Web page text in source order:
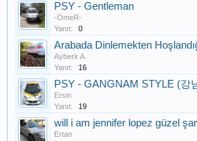
PSY - Gentleman
-OmeR-
Yanıt:
0
Arabada Dinlemekten
Ayberk A.
Yanıt:
16
PSY - GANGNAM STYLE (강
Ersin
Yanıt:
19
will i am jennifer lopez güzel
Ertan